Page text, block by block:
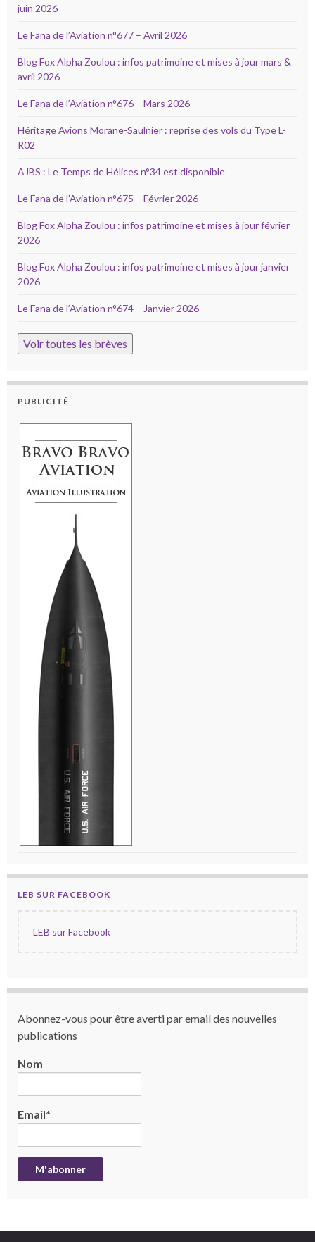
juin 2026
Le Fana de l’Aviation n°677 – Avril 2026
Blog Fox Alpha Zoulou : infos patrimoine et mises à jour mars &
avril 2026
Le Fana de l’Aviation n°676 – Mars 2026
Héritage Avions Morane-Saulnier : reprise des vols du Type L-
R02
AJBS : Le Temps de Hélices n°34 est disponible
Le Fana de l’Aviation n°675 – Février 2026
Blog Fox Alpha Zoulou : infos patrimoine et mises à jour février
2026
Blog Fox Alpha Zoulou : infos patrimoine et mises à jour janvier
2026
Le Fana de l’Aviation n°674 – Janvier 2026
Voir toutes les brèves
PUBLICITÉ
LEB SUR FACEBOOK
LEB sur Facebook
Abonnez-vous pour être averti par email des nouvelles
publications
Nom
Email*